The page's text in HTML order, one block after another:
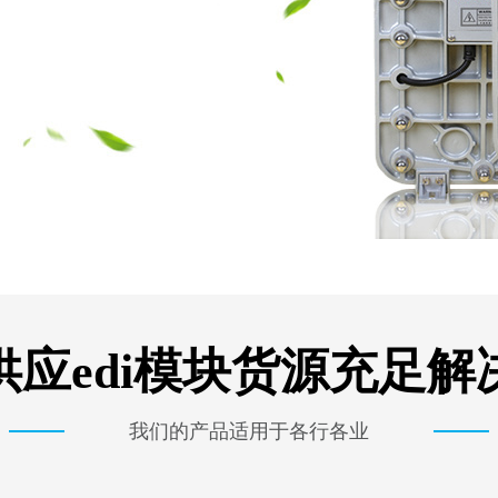
应edi模块货源充足解
我们的产品适用于各行各业